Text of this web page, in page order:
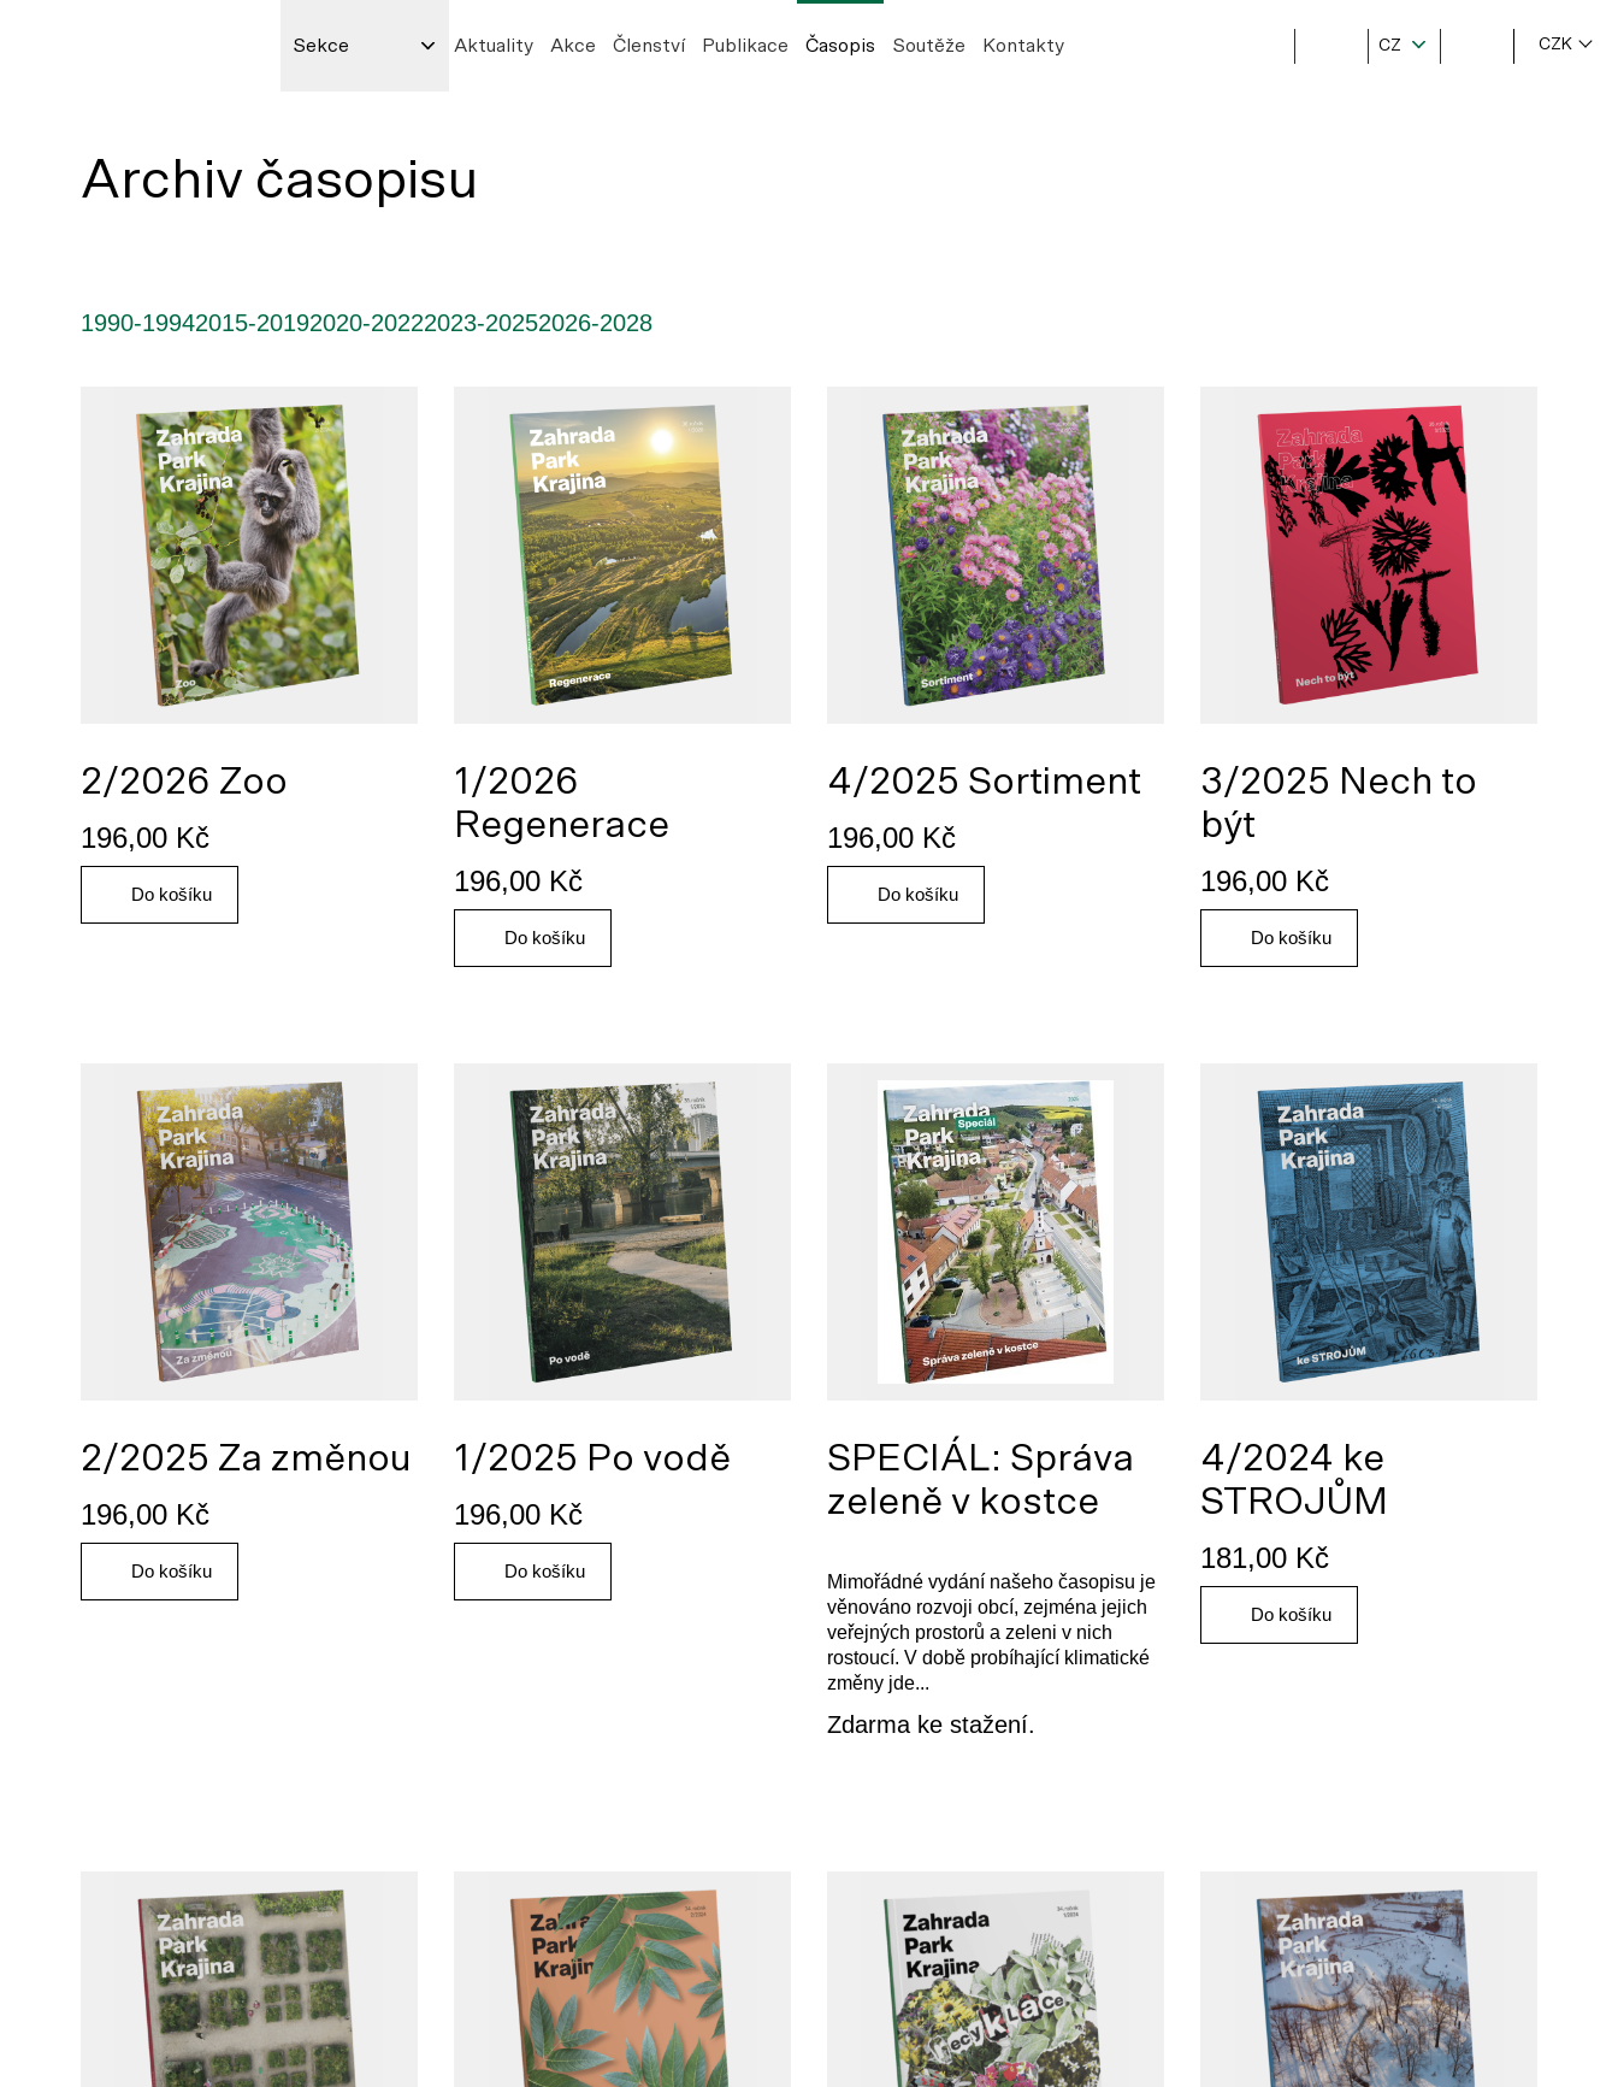
Sekce Aktuality Akce Členství Publikace Časopis Soutěže Kontakty CZ CZK
Archiv časopisu
1990-19942015-20192020-20222023-20252026-2028
2/2026 Zoo
196,00 Kč
Do košíku
1/2026
Regenerace
196,00 Kč
Do košíku
4/2025 Sortiment
196,00 Kč
Do košíku
3/2025 Nech to
být
196,00 Kč
Do košíku
2/2025 Za změnou
196,00 Kč
Do košíku
1/2025 Po vodě
196,00 Kč
Do košíku
SPECIÁL: Správa
zeleně v kostce
Mimořádné vydání našeho časopisu je
věnováno rozvoji obcí, zejména jejich
veřejných prostorů a zeleni v nich
rostoucí. V době probíhající klimatické
změny jde...
Zdarma ke stažení.
4/2024 ke
STROJŮM
181,00 Kč
Do košíku